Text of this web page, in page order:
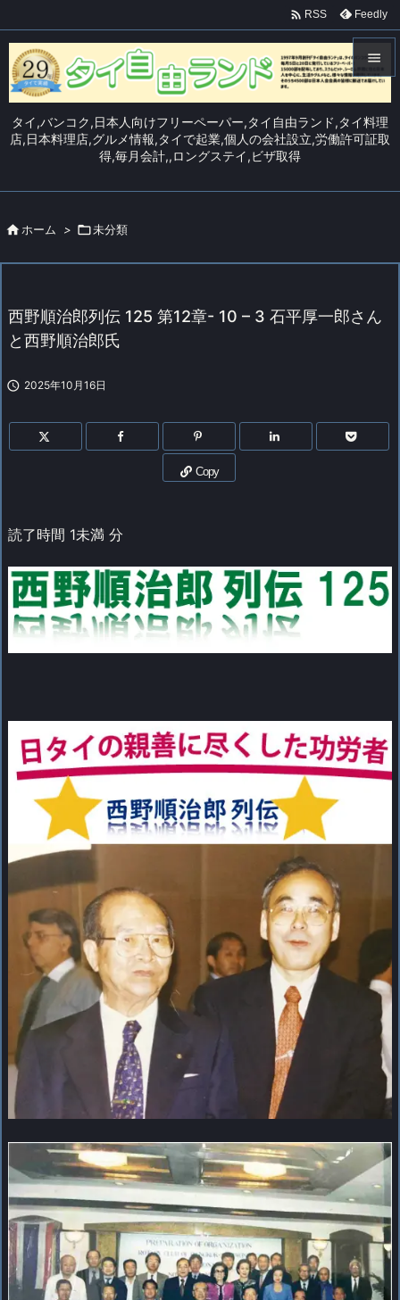
タイ,バンコク,日本人向けフリーペーパー,タイ自由ランド,タイ料理
店,日本料理店,グルメ情報,タイで起業,個人の会社設立,労働許可証取
得,毎月会計,,ロングステイ,ビザ取得

メニュ


 RSS Feedly
 ホーム > 未分類
西野順治郎列伝 125 第12章- 10 – 3 石平厚一郎さん
と西野順治郎氏
 2025年10月16日
Copy
読了時間 1未満 分